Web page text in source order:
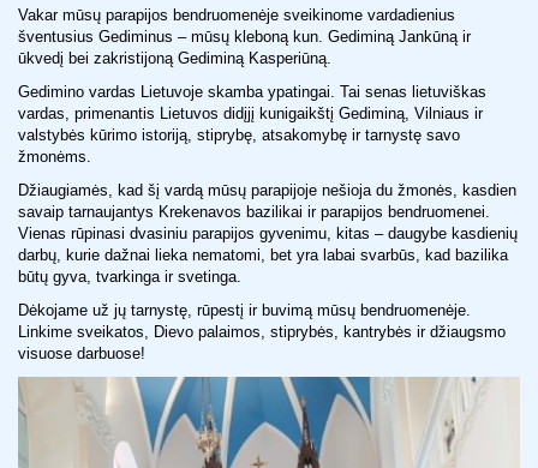
Vakar mūsų parapijos bendruomenėje sveikinome vardadienius
šventusius Gediminus – mūsų kleboną kun. Gediminą Jankūną ir
ūkvedį bei zakristijoną Gediminą Kasperiūną.
Gedimino vardas Lietuvoje skamba ypatingai. Tai senas lietuviškas
vardas, primenantis Lietuvos didįjį kunigaikštį Gediminą, Vilniaus ir
valstybės kūrimo istoriją, stiprybę, atsakomybę ir tarnystę savo
žmonėms.
Džiaugiamės, kad šį vardą mūsų parapijoje nešioja du žmonės, kasdien
savaip tarnaujantys Krekenavos bazilikai ir parapijos bendruomenei.
Vienas rūpinasi dvasiniu parapijos gyvenimu, kitas – daugybe kasdienių
darbų, kurie dažnai lieka nematomi, bet yra labai svarbūs, kad bazilika
būtų gyva, tvarkinga ir svetinga.
Dėkojame už jų tarnystę, rūpestį ir buvimą mūsų bendruomenėje.
Linkime sveikatos, Dievo palaimos, stiprybės, kantrybės ir džiaugsmo
visuose darbuose!